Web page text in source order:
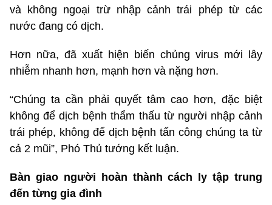
và không ngoại trừ nhập cảnh trái phép từ các
nước đang có dịch.
Hơn nữa, đã xuất hiện biến chủng virus mới lây
nhiễm nhanh hơn, mạnh hơn và nặng hơn.
“Chúng ta cần phải quyết tâm cao hơn, đặc biệt
không để dịch bệnh thẩm thấu từ người nhập cảnh
trái phép, không để dịch bệnh tấn công chúng ta từ
cả 2 mũi”, Phó Thủ tướng kết luận.
Bàn giao người hoàn thành cách ly tập trung
đến từng gia đình